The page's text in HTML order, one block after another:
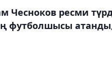
Чесноков ресми
футболшысы